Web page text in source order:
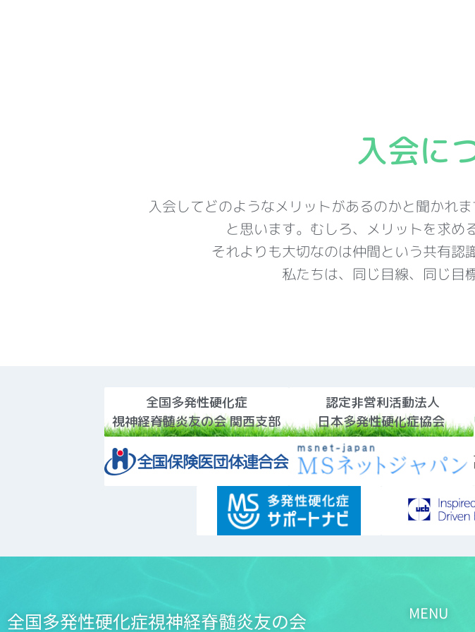
入会に
入会してどのようなメリットがあるのかと聞かれ
と思います。むしろ、メリットを求め
それよりも大切なのは仲間という共有認
私たちは、同じ目線、同じ目
全国多発性硬化症
視神経脊髄炎友の会 関西支部
認定非営利活動法人
日本多発性硬化症協会
全国多発性硬化症視神経脊髄炎友の会 MENU